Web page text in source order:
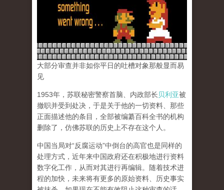
大部分审查并非如你平日的吐槽对象那般显而易
见
1953年，苏联秘密警察首脑、内政部长贝利亚被
撤职并受到处决，于是关于他的一切资料、那些
正面描述他的条目，全部被编纂百科全书的机构
删除了，仿佛苏联的历史上不存在这个人。
中国当局对“反腐运动”中倒台的高官也是同样的
处理方式，近年来中国政府还在积极地进行资料
数字化工作，从而对其进行再编辑。随着技术进
程的加快，未来将有更多的原始资料、历史事实